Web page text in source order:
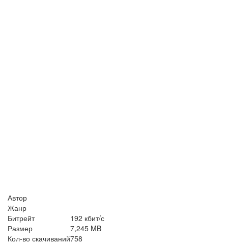
Автор
Жанр
Битрейт
192 кбит/с
Размер
7,245 MB
Кол-во скачиваний758